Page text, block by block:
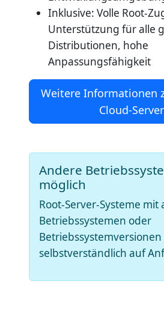
Inklusive: Volle Root-
Unterstützung für alle
Distributionen, hohe
Anpassungsfähigkeit
Weitere Informationen
Cloud-
Andere
möglich
Root-Server-Systeme mit
Betriebssystemen oder
selbstverständlich auf